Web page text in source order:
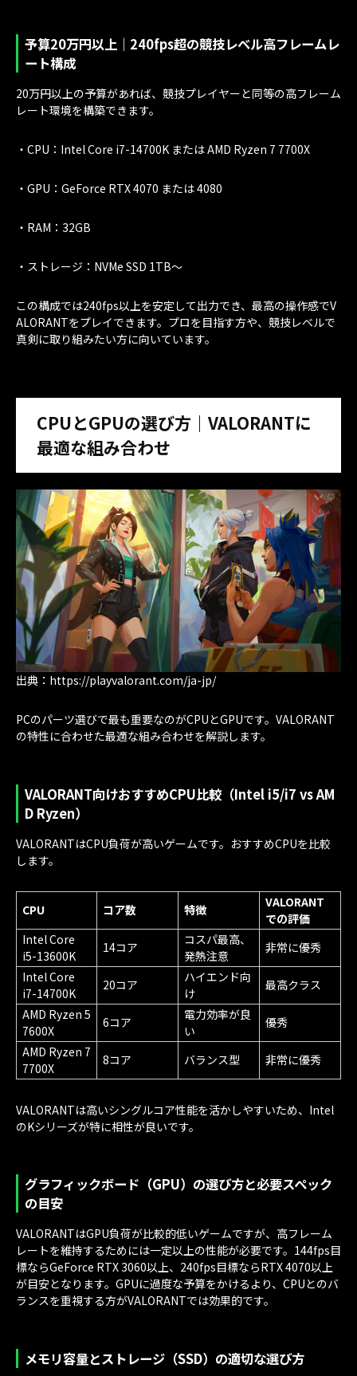
予算20万円以上｜240fps超の競技レベル高フレームレ
ート構成
20万円以上の予算があれば、競技プレイヤーと同等の高フレーム
レート環境を構築できます。
・CPU：Intel Core i7-14700K または AMD Ryzen 7 7700X
・GPU：GeForce RTX 4070 または 4080
・RAM：32GB
・ストレージ：NVMe SSD 1TB〜
この構成では240fps以上を安定して出力でき、最高の操作感でV
ALORANTをプレイできます。プロを目指す方や、競技レベルで
真剣に取り組みたい方に向いています。
CPUとGPUの選び方｜VALORANTに
最適な組み合わせ
出典：https://playvalorant.com/ja-jp/
PCのパーツ選びで最も重要なのがCPUとGPUです。VALORANT
の特性に合わせた最適な組み合わせを解説します。
VALORANT向けおすすめCPU比較（Intel i5/i7 vs AM
D Ryzen）
VALORANTはCPU負荷が高いゲームです。おすすめCPUを比較
します。
CPU コア数 特徴
VALORANT
での評価
Intel Core
i5-13600K
14コア
コスパ最高、
発熱注意
非常に優秀
Intel Core
i7-14700K
20コア
ハイエンド向
け
最高クラス
AMD Ryzen 5
7600X
6コア
電力効率が良
い
優秀
AMD Ryzen 7
7700X
8コア バランス型 非常に優秀
VALORANTは高いシングルコア性能を活かしやすいため、Intel
のKシリーズが特に相性が良いです。
グラフィックボード（GPU）の選び方と必要スペック
の目安
VALORANTはGPU負荷が比較的低いゲームですが、高フレーム
レートを維持するためには一定以上の性能が必要です。144fps目
標ならGeForce RTX 3060以上、240fps目標ならRTX 4070以上
が目安となります。GPUに過度な予算をかけるより、CPUとのバ
ランスを重視する方がVALORANTでは効果的です。
メモリ容量とストレージ（SSD）の適切な選び方